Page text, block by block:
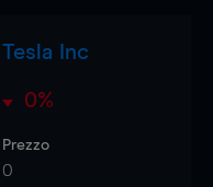
Tesla Inc
0%
Prezzo
0